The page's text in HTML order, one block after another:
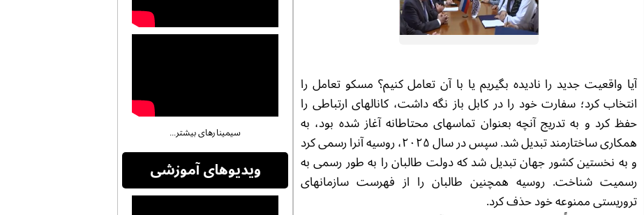
سیمینارهای بیشتر...
ویدیوهای آموزشی
آیا واقعیت جدید را نادیده بگیریم یا با آن تعامل کنیم؟ مسکو تعامل را
انتخاب کرد؛ سفارت خود را در کابل باز نگه داشت، کانالهای ارتباطی را
حفظ کرد و به تدریج آنچه بعنوان تماسهای محتاطانه آغاز شده بود، به
همکاری ساختارمند تبدیل شد. سپس در سال ۲۰۲۵، روسیه آنرا رسمی کرد
و به نخستین کشور جهان تبدیل شد که دولت طالبان را به طور رسمی به
رسمیت شناخت. روسیه همچنین طالبان را از فهرست سازمانهای
تروریستی ممنوعه خود حذف کرد.